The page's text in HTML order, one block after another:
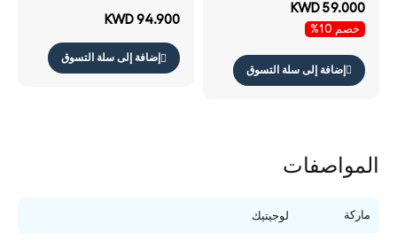
KWD 59.000
خصم 10%
إضافة إلى سلة التسوق
KWD 94.900
إضافة إلى سلة التسوق
المواصفات
ماركة لوجيتيك